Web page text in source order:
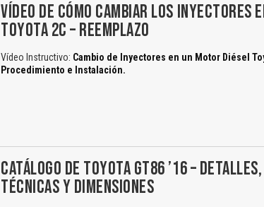
VÍDEO DE CÓMO CAMBIAR LOS INYECTORES
TOYOTA 2C – REEMPLAZO
Vídeo Instructivo: Cambio de Inyectores en un Motor Diésel
Procedimiento e Instalación.
CATÁLOGO DE TOYOTA GT86 ’16 –
TÉCNICAS Y DIMENSIONES